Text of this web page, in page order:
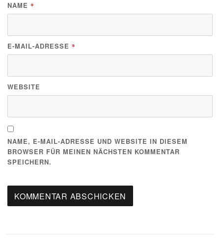
NAME *
E-MAIL-ADRESSE *
WEBSITE
NAME, E-MAIL-ADRESSE UND WEBSITE IN DIESEM
BROWSER FÜR MEINEN NÄCHSTEN KOMMENTAR
SPEICHERN.